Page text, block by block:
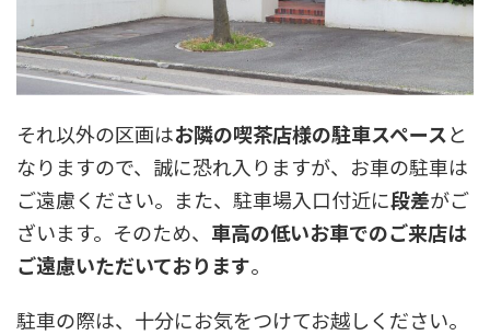
それ以外の区画はお隣の喫茶店様の駐車スペースと
なりますので、誠に恐れ入りますが、お車の駐車は
ご遠慮ください。また、駐車場入口付近に段差がご
ざいます。そのため、 車高の低いお車でのご来店は
ご遠慮いただいております。
駐車の際は、十分にお気をつけてお越しください。